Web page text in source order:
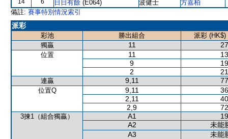
14 6 日日有餘 (E064) 波健士
方嘉柏
備註: 賽事特別情況索引
派彩
彩池 勝出組合
派彩 (HK$)
獨贏
11
位置 11
9
2
連贏 9,11
位置Q 9,11
2,11
2,9
3揀1（組合獨贏） A1
A2
未能
A3
未能